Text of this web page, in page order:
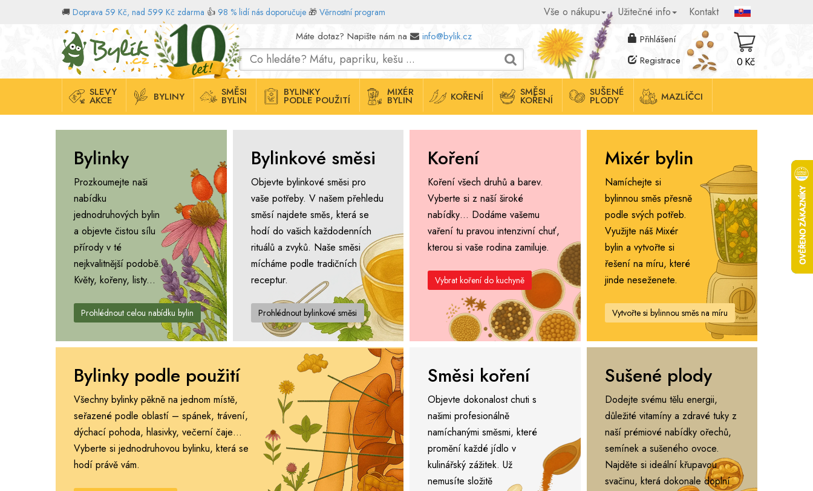
🚚 Doprava 59 Kč, nad 599 Kč zdarma 👍 98 % lidí nás doporučuje 🎁 Věrnostní program Vše o nákupu Užitečné info Kontakt
Domů Máte dotaz? Napište nám na info@bylik.cz
Přihlášení
Registrace
0 Kč
SLEVY
AKCE BYLINY SMĚSI
BYLIN
BYLINKY
PODLE POUŽITÍ
MIXÉR
BYLIN KOŘENÍ SMĚSI
KOŘENÍ
SUŠENÉ
PLODY MAZLÍČCI
Bylinky
Prozkoumejte naši
nabídku
jednodruhových bylin
a objevte čistou sílu
přírody v té
nejkvalitnější podobě.
Květy, kořeny, listy...
Prohlédnout celou nabídku bylin
Bylinkové směsi
Objevte bylinkové směsi pro
vaše potřeby. V našem přehledu
směsí najdete směs, která se
hodí do vašich každodenních
rituálů a zvyků. Naše směsi
mícháme podle tradičních
receptur.
Prohlédnout bylinkové směsi
Koření
Koření všech druhů a barev.
Vyberte si z naší široké
nabídky… Dodáme vašemu
vaření tu pravou intenzivní chuť,
kterou si vaše rodina zamiluje.
Vybrat koření do kuchyně
Mixér bylin
Namíchejte si
bylinnou směs přesně
podle svých potřeb.
Využijte náš Mixér
bylin a vytvořte si
řešení na míru, které
jinde neseženete.
Vytvořte si bylinnou směs na míru
Bylinky podle použití
Všechny bylinky pěkně na jednom místě,
seřazené podle oblastí – spánek, trávení,
dýchací pohoda, hlasivky, večerní čaje…
Vyberte si jednodruhovou bylinku, která se
hodí právě vám.
Směsi koření
Objevte dokonalost chuti s
našimi profesionálně
namíchanými směsmi, které
promění každé jídlo v
kulinářský zážitek. Už
nemusíte složitě
Sušené plody
Dodejte svému tělu energii,
důležité vitamíny a zdravé tuky z
naší prémiové nabídky ořechů,
semínek a sušeného ovoce.
Najděte si ideální křupavou
svačinu, která dokonale doplní